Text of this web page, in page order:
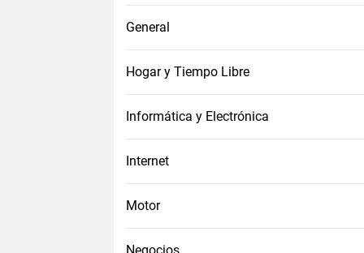
General
Hogar y Tiempo Libre
Informática y Electrónica
Internet
Motor